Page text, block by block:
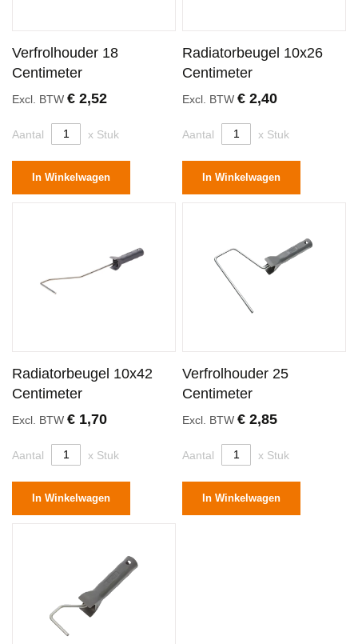
Verfrolhouder 18
Centimeter
Excl. BTW € 2,52
Aantal x Stuk
In Winkelwagen
Radiatorbeugel 10x26
Centimeter
Excl. BTW€ 2,40
Aantal x Stuk
In Winkelwagen
Radiatorbeugel 10x42
Centimeter
Excl. BTW € 1,70
Aantal x Stuk
In Winkelwagen
Verfrolhouder 25
Centimeter
Excl. BTW€ 2,85
Aantal x Stuk
In Winkelwagen